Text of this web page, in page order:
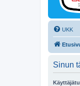
UKK
Sinun